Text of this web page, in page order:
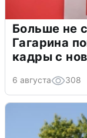
Больше не
Гагарина
кадры с
6 августа 308